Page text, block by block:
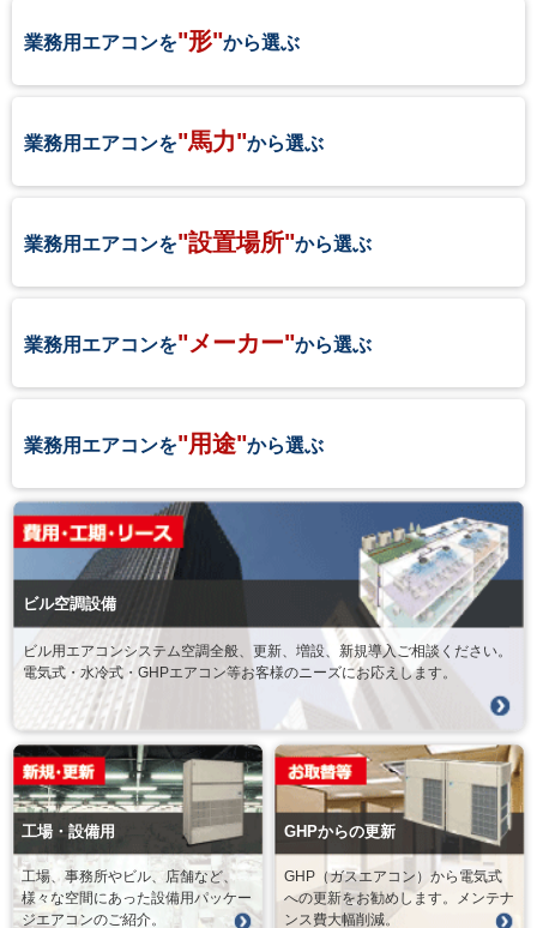
業務用エアコンを"形"から選ぶ
業務用エアコンを"馬力"から選ぶ
業務用エアコンを"設置場所"から選ぶ
業務用エアコンを"メーカー"から選ぶ
業務用エアコンを"用途"から選ぶ
ビル空調設備
ビル用エアコンシステム空調全般、更新、増設、新規導入ご相談ください。
電気式・水冷式・GHPエアコン等お客様のニーズにお応えします。
工場・設備用
工場、事務所やビル、店舗など、
様々な空間にあった設備用パッケー
ジエアコンのご紹介。
GHPからの更新
GHP（ガスエアコン）から電気式
への更新をお勧めします。メンテナ
ンス費大幅削減。